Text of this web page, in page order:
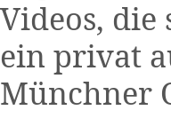
Videos, die
ein privat
Münchner